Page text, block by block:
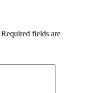
Required fields are